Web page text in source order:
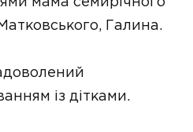
Галина.
із дітками.